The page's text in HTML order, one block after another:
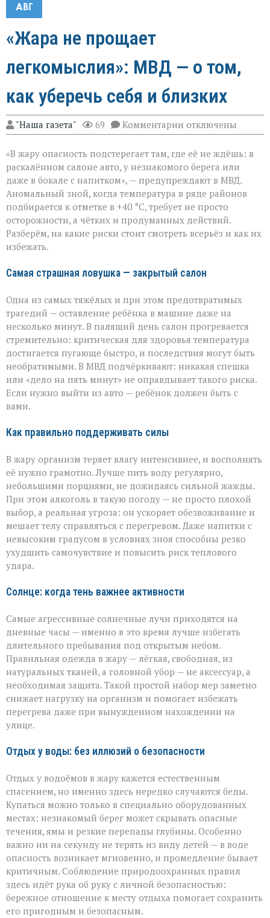
АВГ
«Жара не прощает
легкомыслия»: МВД — о том,
как уберечь себя и близких
"Наша газета" 69 Комментарии к
записи
не
прощает
легкомыслия»:
МВД — о
том,
как
уберечь
себя
и
отключены
«В жару опасность подстерегает там, где её не ждёшь: в
раскалённом салоне авто, у незнакомого берега или
даже в бокале с напитком», — предупреждают в МВД.
Аномальный зной, когда температура в ряде районов
подбирается к отметке в +40 °C, требует не просто
осторожности, а чётких и продуманных действий.
Разберём, на какие риски стоит смотреть всерьёз и как их
избежать.
Самая страшная ловушка — закрытый салон
Одна из самых тяжёлых и при этом предотвратимых
трагедий — оставление ребёнка в машине даже на
несколько минут. В палящий день салон прогревается
стремительно: критическая для здоровья температура
достигается пугающе быстро, и последствия могут быть
необратимыми. В МВД подчёркивают: никакая спешка
или «дело на пять минут» не оправдывает такого риска.
Если нужно выйти из авто — ребёнок должен быть с
вами.
Как правильно поддерживать силы
В жару организм теряет влагу интенсивнее, и восполнять
её нужно грамотно. Лучше пить воду регулярно,
небольшими порциями, не дожидаясь сильной жажды.
При этом алкоголь в такую погоду — не просто плохой
выбор, а реальная угроза: он ускоряет обезвоживание и
мешает телу справляться с перегревом. Даже напитки с
невысоким градусом в условиях зноя способны резко
ухудшить самочувствие и повысить риск теплового
удара.
Солнце: когда тень важнее активности
Самые агрессивные солнечные лучи приходятся на
дневные часы — именно в это время лучше избегать
длительного пребывания под открытым небом.
Правильная одежда в жару — лёгкая, свободная, из
натуральных тканей, а головной убор — не аксессуар, а
необходимая защита. Такой простой набор мер заметно
снижает нагрузку на организм и помогает избежать
перегрева даже при вынужденном нахождении на
улице.
Отдых у воды: без иллюзий о безопасности
Отдых у водоёмов в жару кажется естественным
спасением, но именно здесь нередко случаются беды.
Купаться можно только в специально оборудованных
местах: незнакомый берег может скрывать опасные
течения, ямы и резкие перепады глубины. Особенно
важно ни на секунду не терять из виду детей — в воде
опасность возникает мгновенно, и промедление бывает
критичным. Соблюдение природоохранных правил
здесь идёт рука об руку с личной безопасностью:
бережное отношение к месту отдыха помогает сохранить
его пригодным и безопасным.